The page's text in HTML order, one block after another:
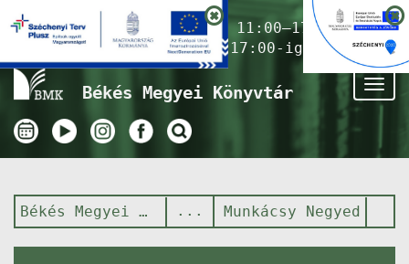
Nyitvatartás ma:11:00–17:00
(Gyermekkönyvtár 17:00-ig)
Békés Megyei Könyvtár
Békés Megyei Könyvtár Munkácsy Negyed